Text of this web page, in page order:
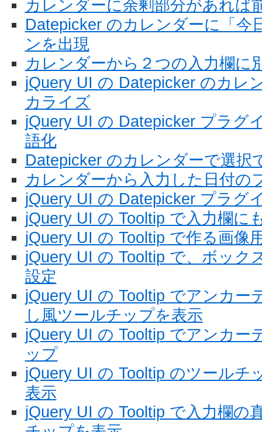
カレンダーに余剰部分があれば
Datepicker のカレンダーに「今
ンを出現
カレンダーから２つの入力欄に
jQuery UI の Datepicker のカレ
カライズ
jQuery UI の Datepicker プラグ
語化
Datepicker のカレンダーで選択
カレンダーから入力した日付の
jQuery UI の Datepicker プラグ
jQuery UI の Tooltip で入力欄に
jQuery UI の Tooltip で作る画像
jQuery UI の Tooltip で、ボック
設定
jQuery UI の Tooltip でアンカー
し風ツールチップを表示
jQuery UI の Tooltip でアンカー
ップ
jQuery UI の Tooltip のツールチ
表示
jQuery UI の Tooltip で入力欄の